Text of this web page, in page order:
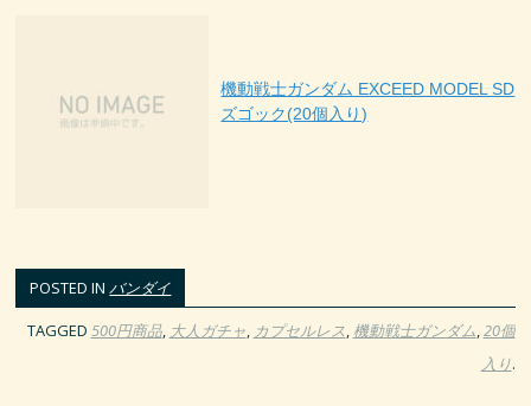
機動戦士ガンダム EXCEED MODEL SD
ズゴック(20個入り)
POSTED INバンダイ
TAGGED 500円商品, 大人ガチャ, カプセルレス, 機動戦士ガンダム,20個
入り.